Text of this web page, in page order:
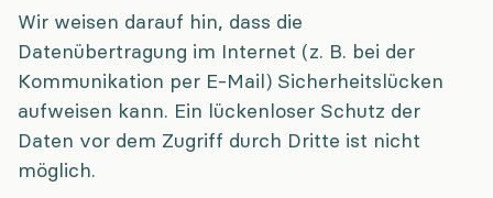
Wir weisen darauf hin, dass die
Datenübertragung im Internet (z. B. bei der
Kommunikation per E-Mail) Sicherheitslücken
aufweisen kann. Ein lückenloser Schutz der
Daten vor dem Zugriff durch Dritte ist nicht
möglich.